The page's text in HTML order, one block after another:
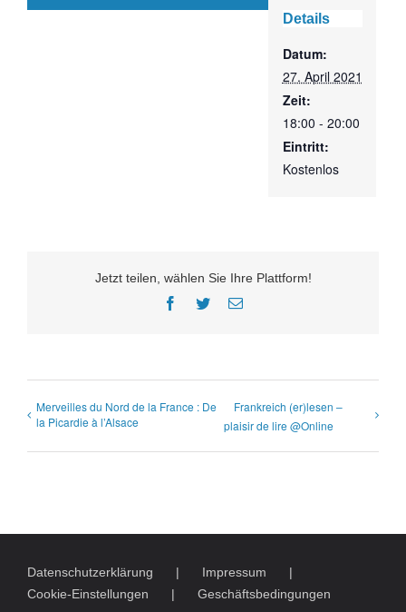
Details
Datum:
27. April 2021
Zeit:
18:00 - 20:00
Eintritt:
Kostenlos
Jetzt teilen, wählen Sie Ihre Plattform!
Facebook
TwitterE-
Merveilles du Nord de la France : De
la Picardie à l’Alsace
Frankreich (er)lesen –
plaisir de lire @Online
Datenschutzerklärung
Impressum
Cookie-Einstellungen
Geschäftsbedingungen